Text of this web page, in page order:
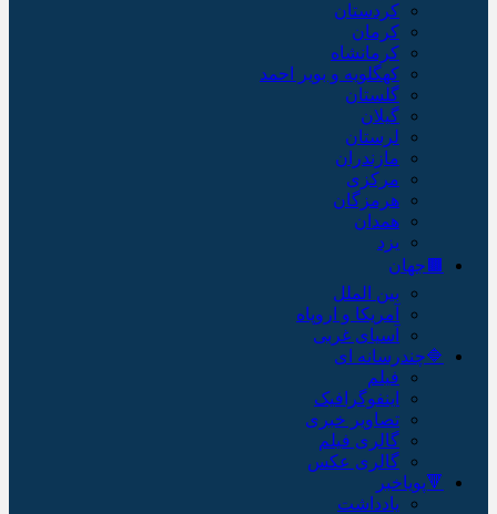
کردستان
کرمان
کرمانشاه
کهگلویه و بویر احمد
گلستان
گیلان
لرستان
مازندران
مرکزی
هرمزگان
همدان
یزد
🟫جهان
بین الملل
آمریکا و اروپاه
آسیای غربی
🔷چندرسانه ای
فیلم
اینفوگرافیک
تصاویر خبری
گالری فیلم
گالری عکس
🔻پویاخبر
یادداشت